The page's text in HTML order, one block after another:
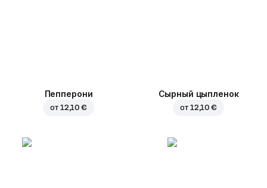
Пепперони
от 12,10 €
Сырный цыпленок
от 12,10 €